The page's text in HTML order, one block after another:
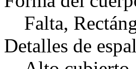
Falta,
Detalles de